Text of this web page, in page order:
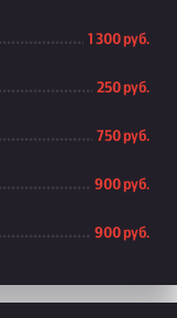
1 300 руб.
250 руб.
750 руб.
900 руб.
900 руб.